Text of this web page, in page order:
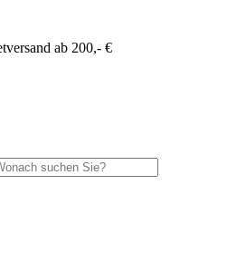
ab 200,- €